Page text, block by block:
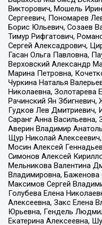
Викторович, Мошель
Сергеевич, Пономарев
Борис Юльевич, Созаев
Тимур Рифгатович,
Сергей Алексадрович,
Гасан Ольга Павловна,
Верховский Александр
Марина Петровна,
Чуркина Наталья
Николаевна, Золотарева
Рачинский Ян
Гудков Лев Дмитриевич,
Саранг Анна Васильевна,
Аверин Владимир
Щур Николай
Мосин Алексей
Симонов Алексей
Мельникова Валентина
Владимировна, Баженова
Максимов Сергей
Голубева Елена
Алексеевна, Закс Елена
Юрьевна, Гендель
Екатерина Алексеевна,